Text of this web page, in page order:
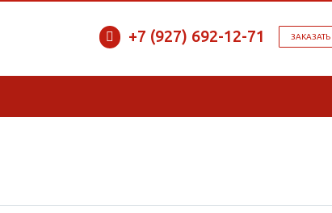
+7 (927) 692-12-71